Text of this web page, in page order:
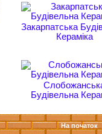
Закарпатська
Кераміка
Будівельна
На початок